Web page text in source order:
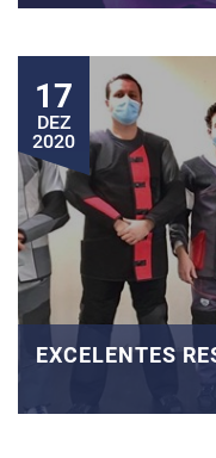
17
DEZ
2020
EXCELENTES